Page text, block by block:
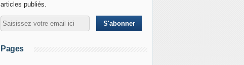
articles publiés.
Pages